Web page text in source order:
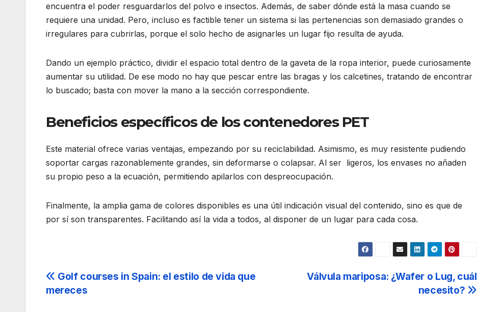
encuentra el poder resguardarlos del polvo e insectos. Además, de saber dónde está la masa cuando se
requiere una unidad. Pero, incluso es factible tener un sistema si las pertenencias son demasiado grandes o
irregulares para cubrirlas, porque el solo hecho de asignarles un lugar fijo resulta de ayuda.
Dando un ejemplo práctico, dividir el espacio total dentro de la gaveta de la ropa interior, puede curiosamente
aumentar su utilidad. De ese modo no hay que pescar entre las bragas y los calcetines, tratando de encontrar
lo buscado; basta con mover la mano a la sección correspondiente.
Beneficios específicos de los contenedores PET
Este material ofrece varias ventajas, empezando por su reciclabilidad. Asimismo, es muy resistente pudiendo
soportar cargas razonablemente grandes, sin deformarse o colapsar. Al ser ligeros, los envases no añaden
su propio peso a la ecuación, permitiendo apilarlos con despreocupación.
Finalmente, la amplia gama de colores disponibles es una útil indicación visual del contenido, sino es que de
por sí son transparentes. Facilitando así la vida a todos, al disponer de un lugar para cada cosa.
Navegación
Válvula mariposa: ¿Wafer o Lug, cuál
necesito?
Golf courses in Spain: el estilo de vida que
mereces